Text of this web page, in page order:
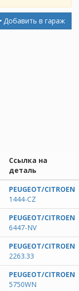
Добавить в гараж
Ссылка на
деталь
PEUGEOT/CITROEN
1444-CZ
PEUGEOT/CITROEN
6447-NV
PEUGEOT/CITROEN
2263.33
PEUGEOT/CITROEN
5750WN